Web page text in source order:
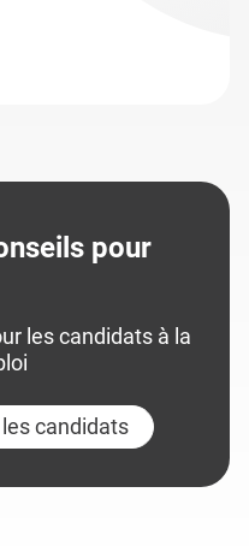
pour
les candidats à la
candidats